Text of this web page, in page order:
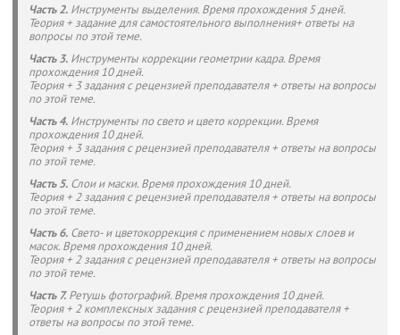
Часть 2. Инструменты выделения. Время прохождения 5 дней.
Теория + задание для самостоятельного выполнения+ ответы на
вопросы по этой теме.
Часть 3. Инструменты коррекции геометрии кадра. Время
прохождения 10 дней.
Теория + 3 задания с рецензией преподавателя + ответы на вопросы
по этой теме.
Часть 4. Инструменты по свето и цвето коррекции. Время
прохождения 10 дней.
Теория + 3 задания с рецензией преподавателя + ответы на вопросы
по этой теме.
Часть 5. Слои и маски. Время прохождения 10 дней.
Теория + 2 задания с рецензией преподавателя + ответы на вопросы
по этой теме.
Часть 6. Свето- и цветокоррекция с применением новых слоев и
масок. Время прохождения 10 дней.
Теория + 2 задания с рецензией преподавателя + ответы на вопросы
по этой теме.
Часть 7.Ретушь фотографий. Время прохождения 10 дней.
Теория + 2 комплексных задания с рецензией преподавателя +
ответы на вопросы по этой теме.